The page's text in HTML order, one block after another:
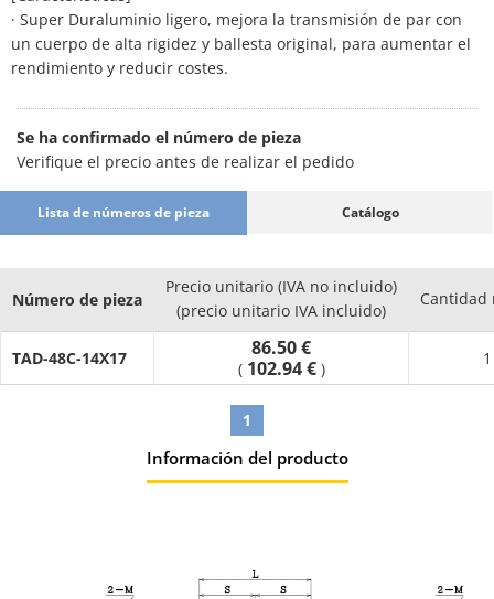
· Super Duraluminio ligero, mejora la transmisión de par con
un cuerpo de alta rigidez y ballesta original, para aumentar el
rendimiento y reducir costes.
Se ha confirmado el número de pieza
Verifique el precio antes de realizar el pedido
Lista de números de pieza Catálogo
Número de pieza
Precio unitario (IVA no incluido)
(precio unitario IVA incluido)
Cantidad
TAD-48C-14X17 86.50 €
( 102.94 € )
1
Información del producto